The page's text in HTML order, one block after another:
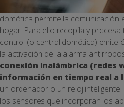
domótica permite la comunicación
hogar. Para ello recopila y
control (o central domótica) emite
la activación de la alarma
conexión inalámbrica (redes
información en tiempo real a
un ordenador o un reloj
los sensores que incorporan los